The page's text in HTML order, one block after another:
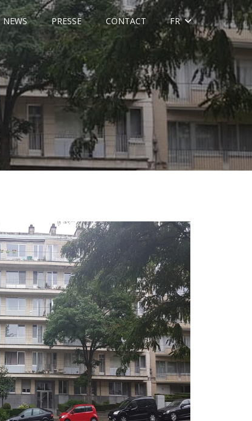
NEWS PRESSE CONTACT FR